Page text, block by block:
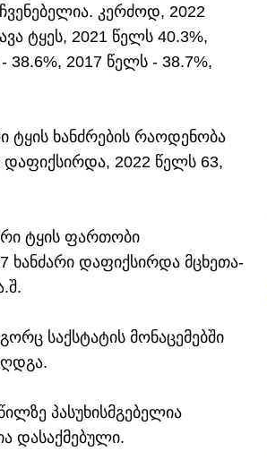
კერძოდ, 2022
ტყეს, 2021 წელს 40.3%,
38.6%, 2017 წელს - 38.7%,
ტყის ხანძრების რაოდენობა
დაფიქსირდა, 2022 წელს 63,
ტყის ფართობი
ხანძარი დაფიქსირდა მცხეთა-
საქსტატის მონაცემებში
პასუხისმგებელია
დასაქმებული.